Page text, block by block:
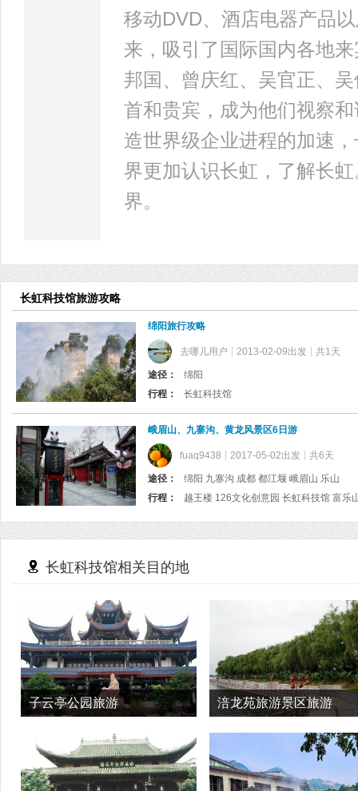
移动DVD、酒店电器产品
来，吸引了国际国内各地
邦国、曾庆红、吴官正、
首和贵宾，成为他们视察
造世界级企业进程的加速
界更加认识长虹，了解长
界。
长虹科技馆旅游攻略
绵阳旅行攻略
去哪儿用户 2013-02-09出发 共1天
途径：
绵阳
行程：
长虹科技馆
峨眉山、九寨沟、黄龙风景区6日游
fuaq9438 2017-05-02出发 共6天
途径：
绵阳 九寨沟 成都 都江堰 峨眉山 乐山
行程：
长虹科技馆相关目的地
子云亭公园旅游 涪龙苑旅游景区旅游